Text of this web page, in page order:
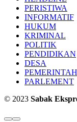
PERISTIWA
INFORMATIF
HUKUM
KRIMINAL
POLITIK
PENDIDIKAN
DESA
PARLEMENT
© 2023 Sabak